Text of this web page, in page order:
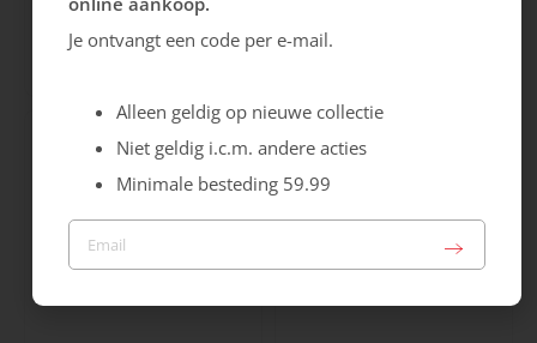
Cristallino Roma
Je ontvangt een code per e-mail.
Alleen geldig op nieuwe collectie
Niet geldig i.c.m. andere acties
Minimale besteding 59.99